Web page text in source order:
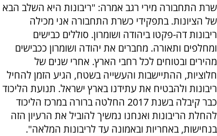
שרת התחבורה מירי רגב אמרה: "ריבונות היא השלב הבא
של הציונות. בתפקידי כשרת התחבורה אני מכילה
ריבונות דה-פקטו ביהודה ושומרון. סוללים כבישים
ומחלפים ותאורה. מחברים את יהודה ושומרון ככבישים
מהירים ובטוחים לכל רחבי הארץ. אחרי שנים של
חלוציות, ההתיישבות והעשייה בשטח, הגיע הזמן להחיל
ריבונות ולהבטיח את עתידנו בארץ ישראל. תנועת הליכוד
כבר קיבלה בשנת 2017 החלטה ברורה במרכז הליכוד
להחלת הריבונות ואנחנו נמשיך להוביל את הרעיון הזה
בנחישות, באחריות ובאמונה עד לריבונות המלאה".